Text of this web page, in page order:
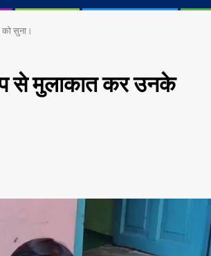
सुना।
से मुलाकात कर उनके